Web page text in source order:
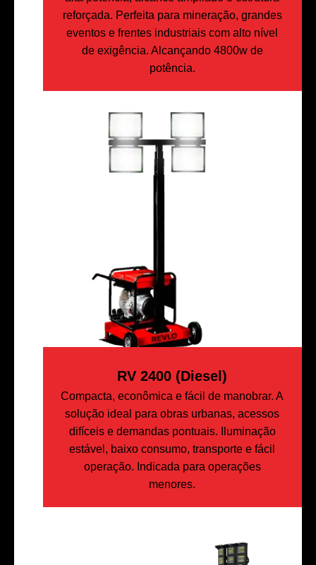
reforçada. Perfeita para mineração, grandes
eventos e frentes industriais com alto nível
de exigência. Alcançando 4800w de
potência.
RV 2400 (Diesel)
Compacta, econômica e fácil de manobrar. A
solução ideal para obras urbanas, acessos
difíceis e demandas pontuais. Iluminação
estável, baixo consumo, transporte e fácil
operação. Indicada para operações
menores.